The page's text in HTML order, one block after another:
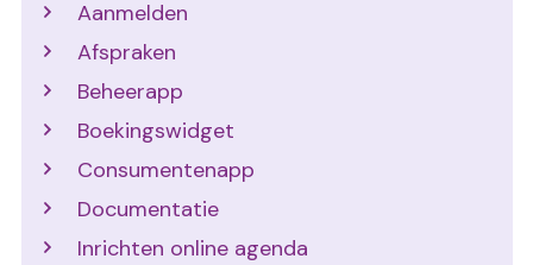
Aanmelden
Afspraken
Beheerapp
Boekingswidget
Consumentenapp
Documentatie
Inrichten online agenda